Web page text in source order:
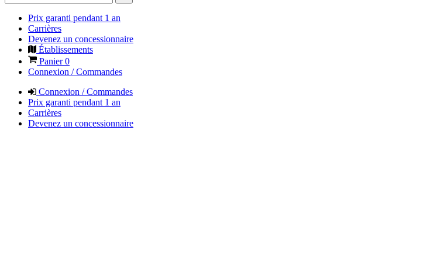
Prix garanti pendant 1 an
Carrières
Devenez un concessionnaire
Établissements
Panier0
Connexion / Commandes
Connexion / Commandes
Prix garanti pendant 1 an
Carrières
Devenez un concessionnaire